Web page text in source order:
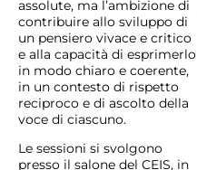
assolute, ma l’ambizione di
contribuire allo sviluppo di
un pensiero vivace e critico
e alla capacità di esprimerlo
in modo chiaro e coerente,
in un contesto di rispetto
reciproco e di ascolto della
voce di ciascuno.
Le sessioni si svolgono
presso il salone del CEIS, in